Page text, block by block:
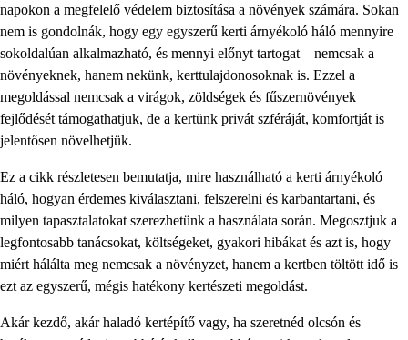
napokon a megfelelő védelem biztosítása a növények számára. Sokan
nem is gondolnák, hogy egy egyszerű kerti árnyékoló háló mennyire
sokoldalúan alkalmazható, és mennyi előnyt tartogat – nemcsak a
növényeknek, hanem nekünk, kerttulajdonosoknak is. Ezzel a
megoldással nemcsak a virágok, zöldségek és fűszernövények
fejlődését támogathatjuk, de a kertünk privát szféráját, komfortját is
jelentősen növelhetjük.
Ez a cikk részletesen bemutatja, mire használható a kerti árnyékoló
háló, hogyan érdemes kiválasztani, felszerelni és karbantartani, és
milyen tapasztalatokat szerezhetünk a használata során. Megosztjuk a
legfontosabb tanácsokat, költségeket, gyakori hibákat és azt is, hogy
miért hálálta meg nemcsak a növényzet, hanem a kertben töltött idő is
ezt az egyszerű, mégis hatékony kertészeti megoldást.
Akár kezdő, akár haladó kertépítő vagy, ha szeretnéd olcsón és